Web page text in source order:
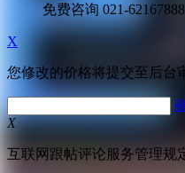
免费咨询 021-62167888
X
您修改的价格将提交至后台
X
互联网跟帖评论服务管理规